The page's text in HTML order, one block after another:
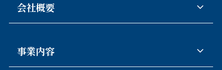
会社概要
事業内容